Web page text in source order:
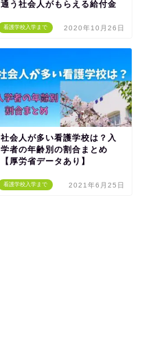
看護学校入学まで
通う社会人がもらえる給付金
2020年10月26日
看護学校入学まで
社会人が多い看護学校は？入
学者の年齢別の割合まとめ
【厚労省データあり】
2021年6月25日